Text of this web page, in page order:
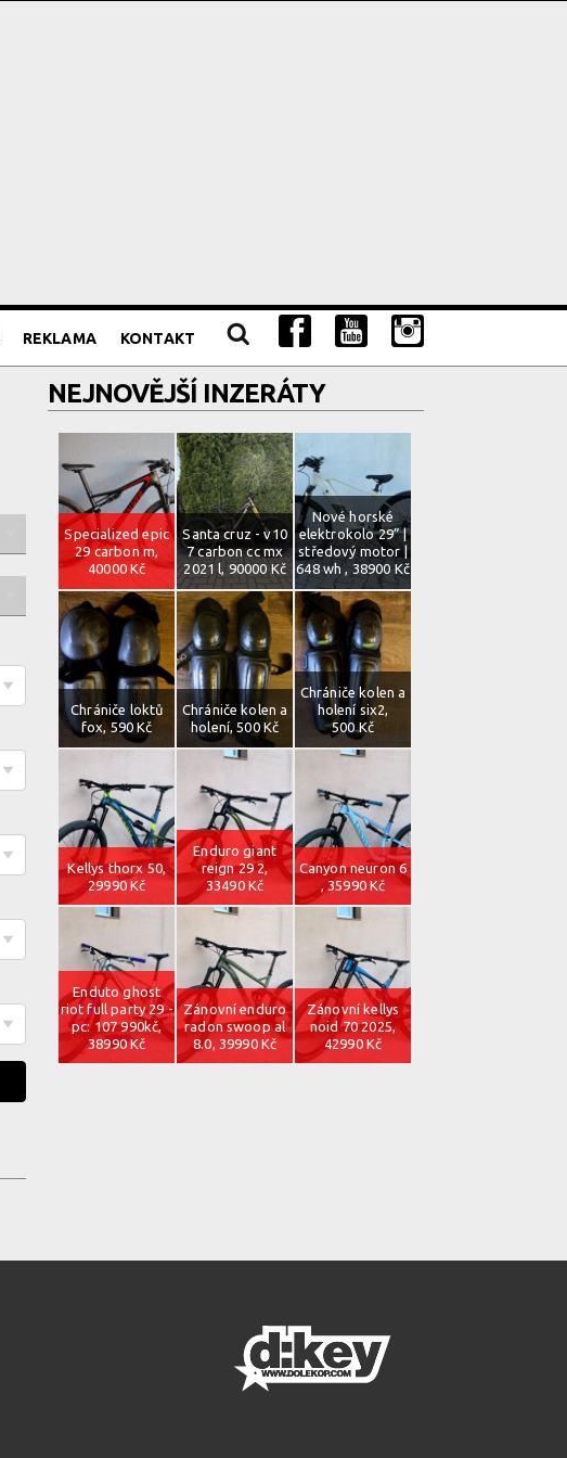
REKLAMA KONTAKT
NEJNOVĚJŠÍ INZERÁTY
Specialized epic
29 carbon m,
40000 Kč
Santa cruz - v10
7 carbon cc mx
2021 l, 90000 Kč
Nové horské
elektrokolo 29” |
středový motor |
648 wh , 38900 Kč
Chrániče loktů
fox, 590 Kč
Chrániče kolen a
holení, 500 Kč
Chrániče kolen a
holení six2,
500 Kč
Kellys thorx 50,
29990 Kč
Enduro giant
reign 29 2,
33490 Kč
Canyon neuron 6
, 35990 Kč
Enduto ghost
riot full party 29 -
pc: 107 990kč,
38990 Kč
Zánovní enduro
radon swoop al
8.0, 39990 Kč
Zánovní kellys
noid 70 2025,
42990 Kč